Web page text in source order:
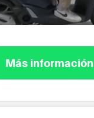
Más información